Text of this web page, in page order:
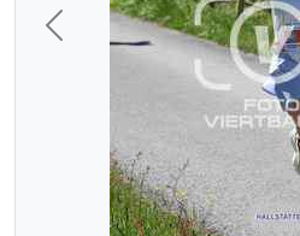
Previous